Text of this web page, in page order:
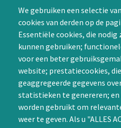
We gebruiken een selectie
cookies van derden op de
Essentiële cookies, die
kunnen gebruiken;
voor een beter
website; prestatiecookies,
geaggregeerde gegevens
statistieken te genereren;
worden gebruikt om
weer te geven. Als u "ALLES
Achternaam (optioneel)
CAPTCHA